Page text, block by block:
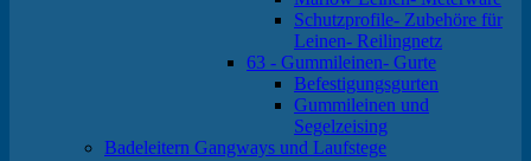
Schutzprofile- Zubehöre für
Leinen- Reilingnetz
63 - Gummileinen- Gurte
Befestigungsgurten
Gummileinen und
Segelzeising
Badeleitern Gangways und Laufstege